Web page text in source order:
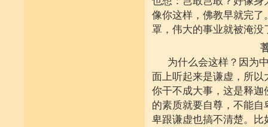
像你这样，佛教早就完
罩，伟大的事业就被淹
为什么会这样？因为
面上听起来是谦虚，所
你干不成大事，这是释
的素质就要自尊，不能
卑跟谦虚也搞不清楚。比